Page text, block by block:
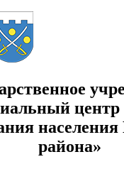
центр
населения
района»